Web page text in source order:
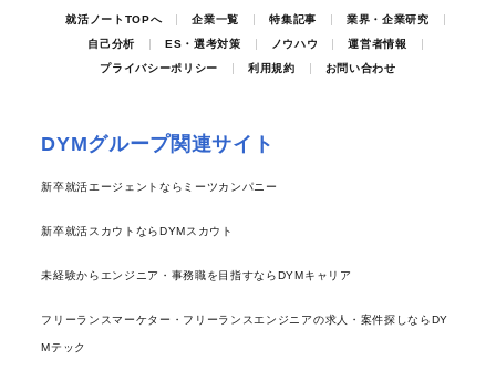
就活ノートTOPへ 企業一覧 特集記事
業界・企業研究
自己分析
ES・選考対策 ノウハウ
運営者情報
プライバシーポリシー
利用規約 お問い合わせ
DYMグループ関連サイト
新卒就活エージェントならミーツカンパニー
新卒就活スカウトならDYMスカウト
未経験からエンジニア・事務職を目指すならDYMキャリア
フリーランスマーケター・フリーランスエンジニアの求人・案件探しならDY
Mテック